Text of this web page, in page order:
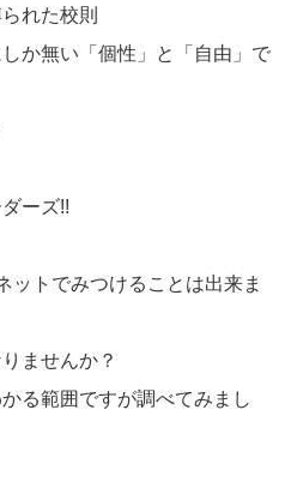
られた校則
か無い「個性」と「自由」で
ーズ!!
ットでみつけることは出来ま
ませんか？
る範囲ですが調べてみまし